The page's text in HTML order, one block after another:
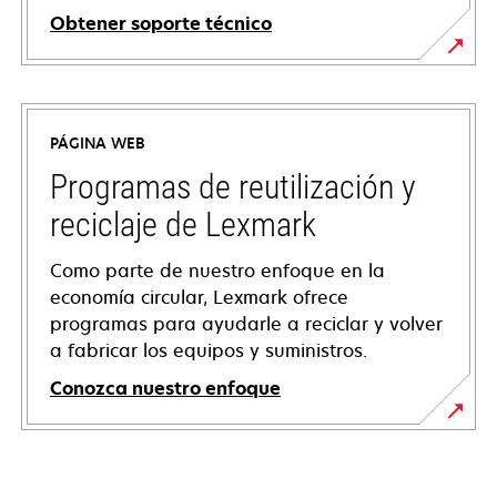
Obtener soporte técnico
opens
in
new
tab
PÁGINA WEB
Programas de reutilización y
reciclaje de Lexmark
Como parte de nuestro enfoque en la
economía circular, Lexmark ofrece
programas para ayudarle a reciclar y volver
a fabricar los equipos y suministros.
Conozca nuestro enfoque